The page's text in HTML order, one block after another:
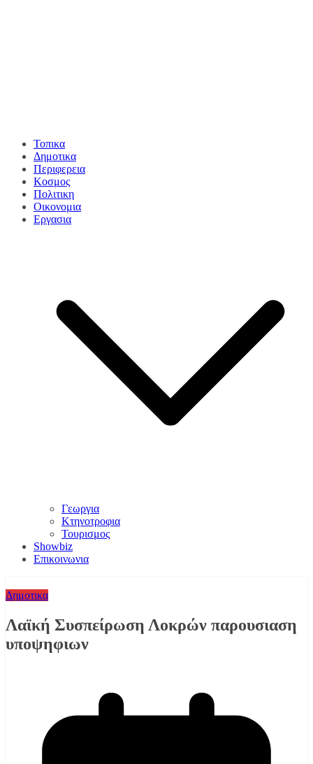
Τοπικα
Δημοτικα
Περιφερεια
Κοσμος
Πολιτικη
Οικονομια
Εργασια
Γεωργια
Κτηνοτροφια
Τουρισμος
Showbiz
Επικοινωνια
Δημοτικα
Λαϊκή Συσπείρωση Λοκρών παρουσιαση
υποψηφιων